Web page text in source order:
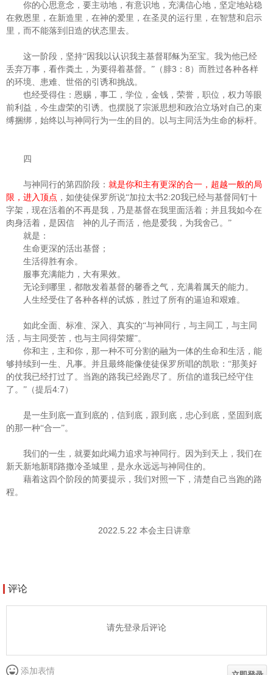
你的心思意念，要主动地，有意识地，充满信心地，坚定地站稳
在救恩里，在新造里，在神的爱里，在圣灵的运行里，在智慧和启示
里，而不能落到旧造的状态里去。
这一阶段，坚持“因我以认识我主基督耶稣为至宝。我为他已经
丢弃万事，看作粪土，为要得着基督。”（腓3 ： 8 ）而胜过各种各样
的环境、患难、世俗的引诱和挑战。
也经受得住：恩赐，事工，学位，金钱，荣誉，职位，权力等眼
前利益，今生虚荣的引诱。也摆脱了宗派思想和政治立场对自己的束
缚捆绑，始终以与神同行为一生的目的。以与主同活为生命的标杆。
四
与神同行的第四阶段： 就是你和主有更深的合一，超越一般的局
限，进入顶点 ，如使徒保罗所说“加拉太书2:20我已经与基督同钉十
字架，现在活着的不再是我，乃是基督在我里面活着；并且我如今在
肉身活着，是因信 神的儿子而活，他是爱我，为我舍己。”
就是：
生命更深的活出基督；
生活得胜有余。
服事充满能力，大有果效。
无论到哪里，都散发着基督的馨香之气，充满着属天的能力。
人生经受住了各种各样的试炼，胜过了所有的逼迫和艰难。
如此全面、标准、深入、真实的“与神同行，与主同工，与主同
活，与主同受苦，也与主同得荣耀”。
你和主，主和你，那一种不可分割的融为一体的生命和生活，能
够持续到一生、凡事。并且最终能像使徒保罗所唱的凯歌：“那美好
的仗我已经打过了。当跑的路我已经跑尽了。所信的道我已经守住
了。”（提后4:7 ）
是一生到底一直到底的，信到底，跟到底，忠心到底，坚固到底
的那一种“合一”。
我们的一生，就要如此竭力追求与神同行。因为到天上，我们在
新天新地新耶路撒冷圣城里，是永永远远与神同住的。
藉着这四个阶段的简要提示，我们对照一下，清楚自己当跑的路
程。
2022.5.22 本会主日讲章